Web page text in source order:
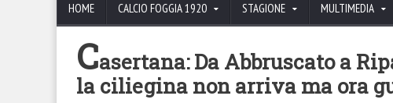
HOME CALCIO FOGGIA 1920 STAGIONE MULTIMEDIA
Casertana: Da Abbruscato a
la ciliegina non arriva ma ora